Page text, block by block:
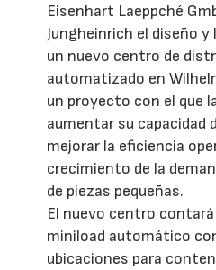
Eisenhart Laeppché
Jungheinrich el diseño
un nuevo centro de
automatizado en
un proyecto con el que
aumentar su capacidad
mejorar la eficiencia
crecimiento de la
de piezas pequeñas.
El nuevo centro
miniload automático
ubicaciones para